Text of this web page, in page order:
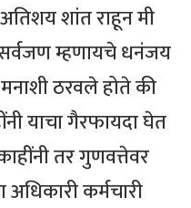
शांत राहून मी
सर्वजण म्हणायचे धनंजय
मनाशी ठरवले होते की
याचा गैरफायदा घेत
तर गुणवत्तेवर
कर्मचारी